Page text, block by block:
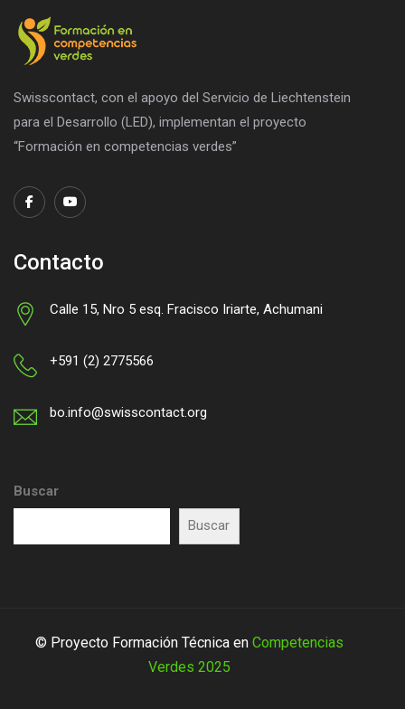
Swisscontact, con el apoyo del Servicio de Liechtenstein
para el Desarrollo (LED), implementan el proyecto
“Formación en competencias verdes”
Contacto
Calle 15, Nro 5 esq. Fracisco Iriarte, Achumani
+591 (2) 2775566
bo.info@swisscontact.org
Buscar
Buscar
© Proyecto Formación Técnica en Competencias
Verdes 2025